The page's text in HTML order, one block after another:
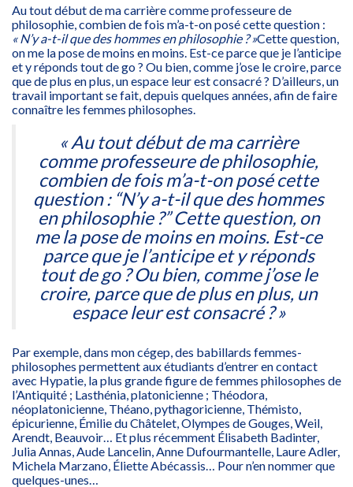
Au tout début de ma carrière comme professeure de
philosophie, combien de fois m’a-t-on posé cette question :
« N’y a-t-il que des hommes en philosophie ? »Cette question,
on me la pose de moins en moins. Est-ce parce que je l’anticipe
et y réponds tout de go ? Ou bien, comme j’ose le croire, parce
que de plus en plus, un espace leur est consacré ? D’ailleurs, un
travail important se fait, depuis quelques années, afin de faire
connaître les femmes philosophes.
« Au tout début de ma carrière
comme professeure de philosophie,
combien de fois m’a-t-on posé cette
question : “N’y a-t-il que des hommes
en philosophie ?” Cette question, on
me la pose de moins en moins. Est-ce
parce que je l’anticipe et y réponds
tout de go ? Ou bien, comme j’ose le
croire, parce que de plus en plus, un
espace leur est consacré ? »
Par exemple, dans mon cégep, des babillards femmes-
philosophes permettent aux étudiants d’entrer en contact
avec Hypatie, la plus grande figure de femmes philosophes de
l’Antiquité ; Lasthénia, platonicienne ; Théodora,
néoplatonicienne, Théano, pythagoricienne, Thémisto,
épicurienne, Émilie du Châtelet, Olympes de Gouges, Weil,
Arendt, Beauvoir… Et plus récemment Élisabeth Badinter,
Julia Annas, Aude Lancelin, Anne Dufourmantelle, Laure Adler,
Michela Marzano, Éliette Abécassis… Pour n’en nommer que
quelques-unes…